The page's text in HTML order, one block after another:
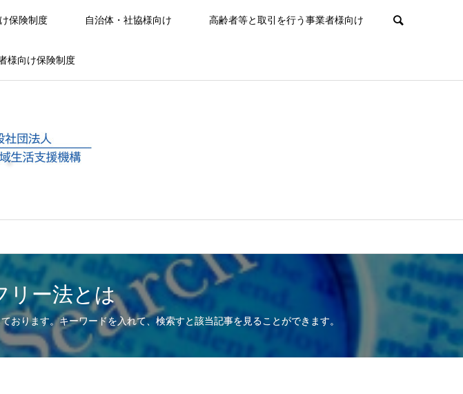
保険制度 自治体・社協様向け 高齢者等と取引を行う事業者様向け
様向け保険制度
リー法とは
ります。キーワードを入れて、検索すと該当記事を見ることができます。